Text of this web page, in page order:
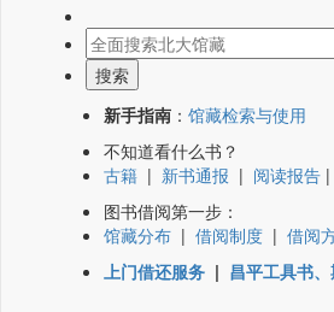
新手指南 ： 馆藏检索与使用
不知道看什么书？
古籍 | 新书通报 | 阅读报告 |
图书借阅第一步：
馆藏分布 | 借阅制度 | 借阅
上门借还服务 | 昌平工具书